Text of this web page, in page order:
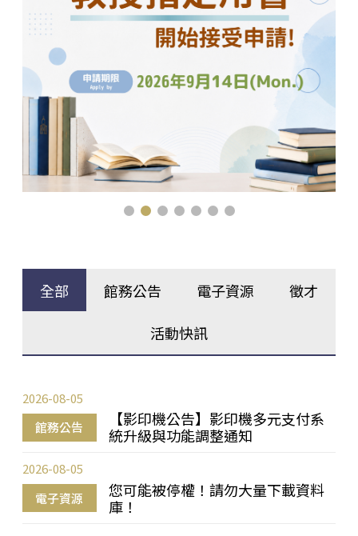
全部 館務公告 電子資源 徵才
活動快訊
館務公告
【影印機公告】影印機多元支付系
統升級與功能調整通知
2026-08-05
電子資源
您可能被停權！請勿大量下載資料
庫！
2026-08-05